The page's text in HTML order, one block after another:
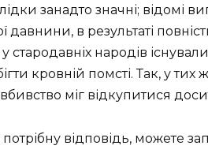
занадто значні; відомі
давнини, в результаті
стародавніх народів
кровній помсті. Так, у тих
міг відкупитися
відповідь, можете